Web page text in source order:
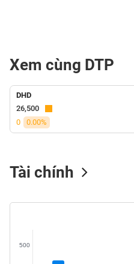
Xem cùng DTP
DHD
26,500
0
0.00%
Tài chính
500
(-)
VS-
SECTOR